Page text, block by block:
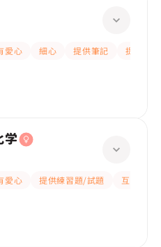
愛心 細心 提供筆記
提供練
学
愛心 提供練習題/試題
互動教學